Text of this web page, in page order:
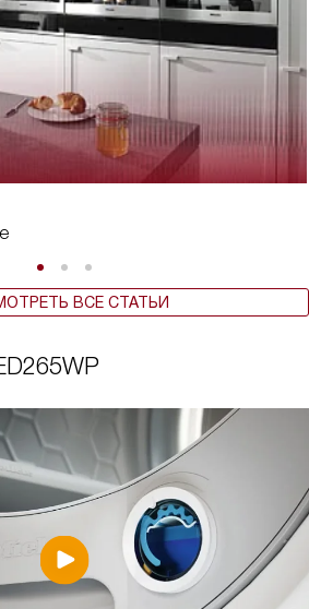
ВСЕ СТАТЬИ